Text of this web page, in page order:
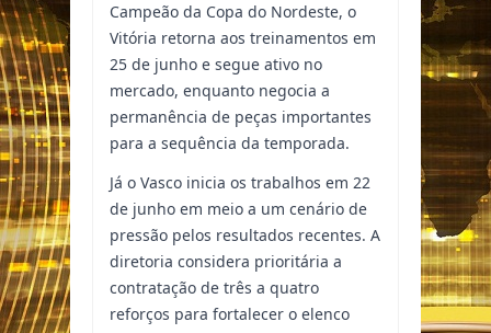
Campeão da Copa do Nordeste, o
Vitória retorna aos treinamentos em
25 de junho e segue ativo no
mercado, enquanto negocia a
permanência de peças importantes
para a sequência da temporada.
Já o Vasco inicia os trabalhos em 22
de junho em meio a um cenário de
pressão pelos resultados recentes. A
diretoria considera prioritária a
contratação de três a quatro
reforços para fortalecer o elenco